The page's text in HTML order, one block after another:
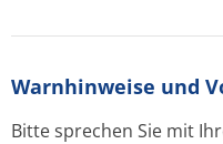
Warnhinweise und
Bitte sprechen Sie mit